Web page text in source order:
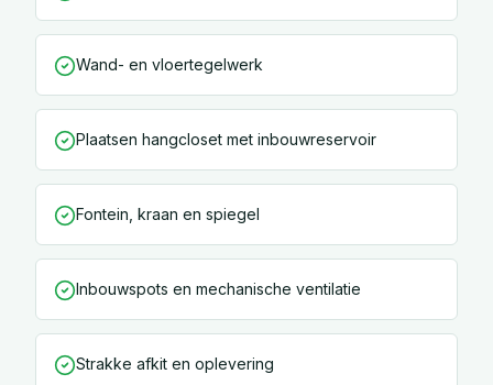
Wand- en vloertegelwerk
Plaatsen hangcloset met inbouwreservoir
Fontein, kraan en spiegel
Inbouwspots en mechanische ventilatie
Strakke afkit en oplevering